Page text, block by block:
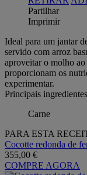
Partilhar
Imprimir
Ideal para um jantar
servido com arroz
aproveitar o molho
proporcionam os
experimentar.
Principais ingredientes
Carne
PARA ESTA
Cocotte redonda de
355,00 €
COMPRE AGORA